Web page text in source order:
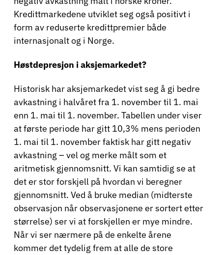
Kredittmarkedene utviklet seg også positivt i
form av reduserte kredittpremier både
internasjonalt og i Norge.
Høstdepresjon i aksjemarkedet?
Historisk har aksjemarkedet vist seg å gi bedre
avkastning i halvåret fra 1. november til 1. mai
enn 1. mai til 1. november. Tabellen under viser
at første periode har gitt 10,3% mens perioden
1. mai til 1. november faktisk har gitt negativ
avkastning – vel og merke målt som et
aritmetisk gjennomsnitt. Vi kan samtidig se at
det er stor forskjell på hvordan vi beregner
gjennomsnitt. Ved å bruke median (midterste
observasjon når observasjonene er sortert etter
størrelse) ser vi at forskjellen er mye mindre.
Når vi ser nærmere på de enkelte årene
kommer det tydelig frem at alle de store